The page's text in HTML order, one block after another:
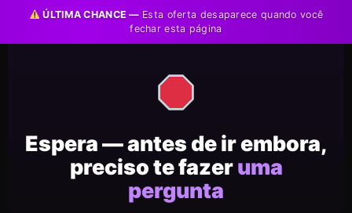
ÚLTIMA CHANCE — Esta oferta desaparece quando você
fechar esta página
Espera — antes de ir embora,
preciso te fazeruma
pergunta